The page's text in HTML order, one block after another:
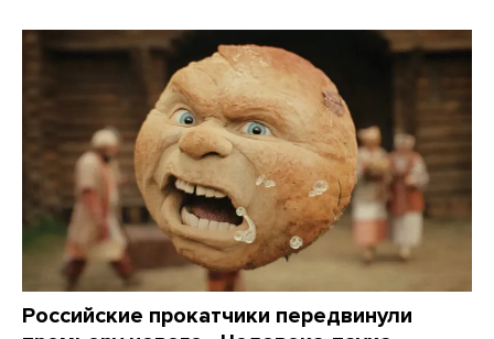
Российские прокатчики передвинули